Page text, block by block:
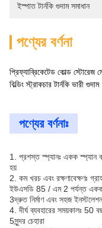
ইস্পাত টার্নকি গুদাম সমাধান
পণ্যের বর্ণনা
প্রিফ্যাব্রিকেটেড কোল্ড স্টোরেজ
বিল্ডিং স্ট্রাকচার টার্নকি ভারী গুদাম
পণ্যের বর্ণনাঃ
1. প্রশস্ত স্প্যানঃ একক স্প্যান
হয়
2. কম খরচ এবং রক্ষণাবেক্ষণঃ
ইউএসডি 85 / এম 2 পর্যন্ত একক
3দ্রুত নির্মাণ এবং সহজ
4. দীর্ঘ ব্যবহারের সময়কালঃ 50
5সুন্দর চেহারা